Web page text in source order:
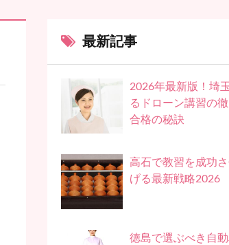
最新記事
2026年最新版！埼
るドローン講習の
合格の秘訣
高石で教習を成功
げる最新戦略2026
徳島で選ぶべき自